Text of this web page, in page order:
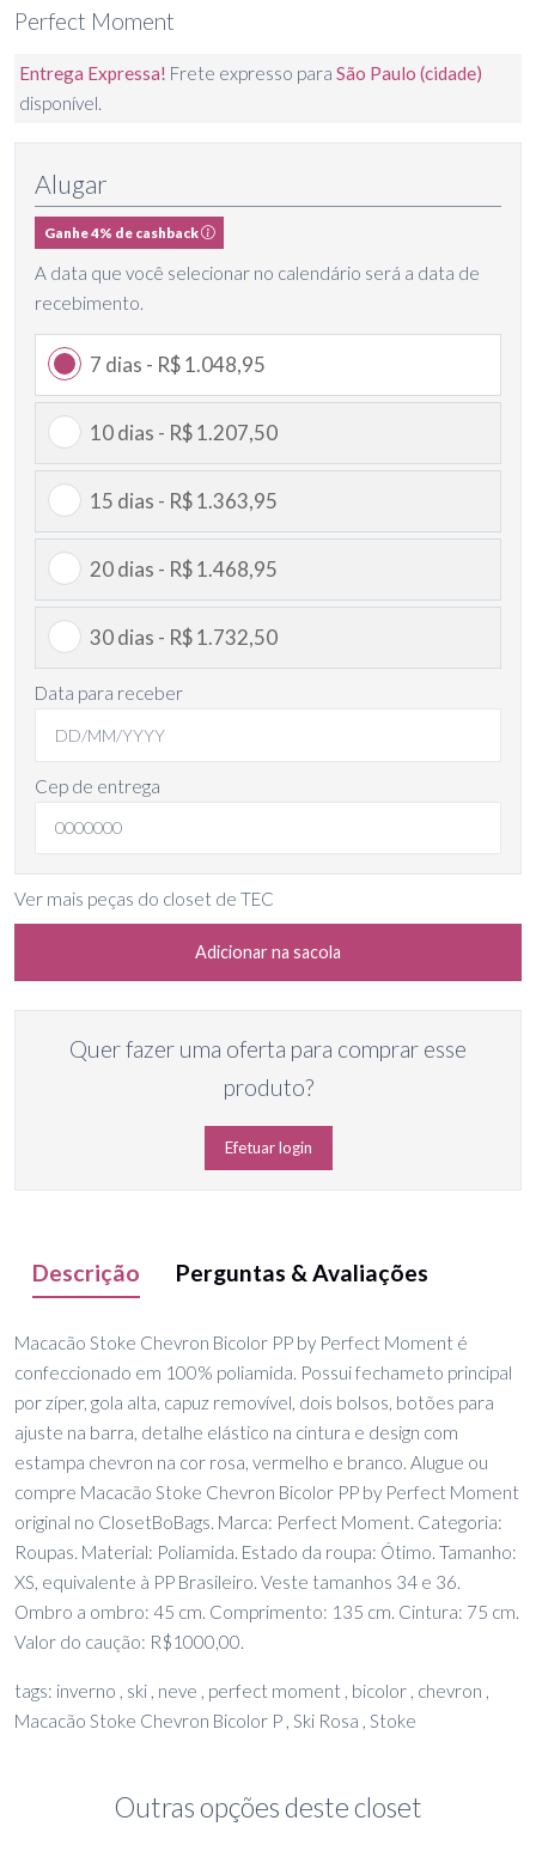
Perfect Moment
Entrega Expressa! Frete expresso para São Paulo (cidade)
disponível.
Alugar
Ganhe 4% de cashback
A data que você selecionar no calendário será a data de
recebimento.
7 dias - R$ 1.048,95
10 dias - R$ 1.207,50
15 dias - R$ 1.363,95
20 dias - R$ 1.468,95
30 dias - R$ 1.732,50
Data para receber
Cep de entrega
Ver mais peças do closet de TEC
Adicionar na sacola
Quer fazer uma oferta para comprar esse
produto?
Efetuar login
Descrição Perguntas & Avaliações
Macacão Stoke Chevron Bicolor PP by Perfect Moment é
confeccionado em 100% poliamida. Possui fechameto principal
por zíper, gola alta, capuz removível, dois bolsos, botões para
ajuste na barra, detalhe elástico na cintura e design com
estampa chevron na cor rosa, vermelho e branco. Alugue ou
compre Macacão Stoke Chevron Bicolor PP by Perfect Moment
original no ClosetBoBags. Marca: Perfect Moment. Categoria:
Roupas. Material: Poliamida. Estado da roupa: Ótimo. Tamanho:
XS, equivalente à PP Brasileiro. Veste tamanhos 34 e 36.
Ombro a ombro: 45 cm. Comprimento: 135 cm. Cintura: 75 cm.
Valor do caução: R$1000,00.
tags: inverno , ski , neve , perfect moment , bicolor , chevron ,
Macacão Stoke Chevron Bicolor P , Ski Rosa , Stoke
Outras opções deste closet